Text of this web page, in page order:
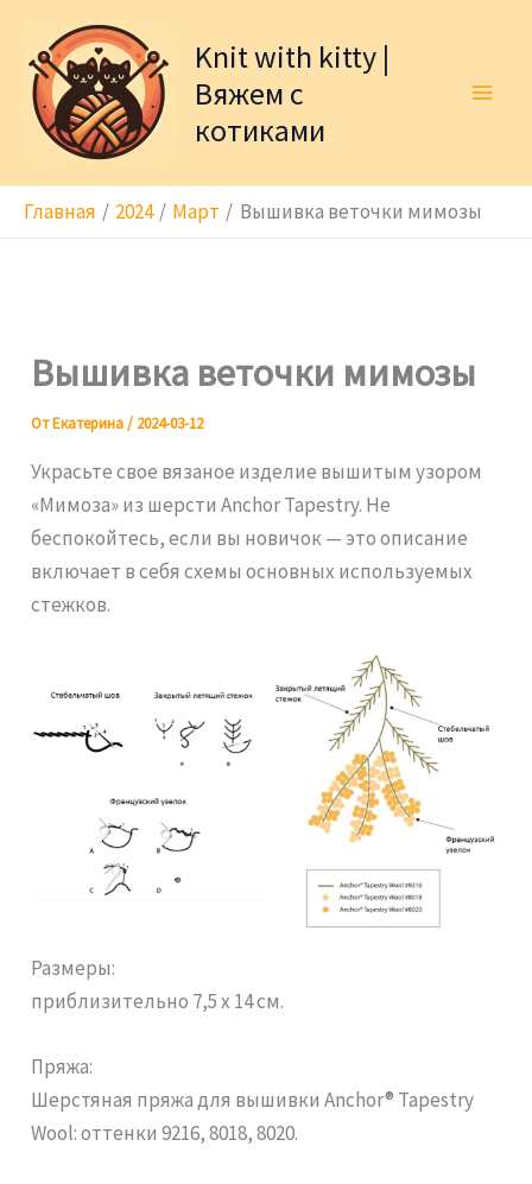
содержимому
Knit with kitty |
Вяжем с
котиками
Главная 2024 Март Вышивка веточки мимозы
Вышивка веточки мимозы
ОтЕкатерина/ 2024-03-12
Украсьте свое вязаное изделие вышитым узором
«Мимоза» из шерсти Anchor Tapestry. Не
беспокойтесь, если вы новичок — это описание
включает в себя схемы основных используемых
стежков.
Размеры:
приблизительно 7,5 х 14 см.
Пряжа:
Шерстяная пряжа для вышивки Anchor® Tapestry
Wool: оттенки 9216, 8018, 8020.